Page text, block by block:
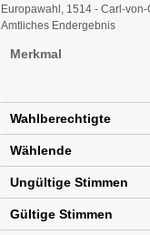
Ergebnistabelle
Europawahl, 1514 - Carl-von-
Amtliches Endergebnis
Merkmal
Wahlberechtigte
Wählende
Ungültige Stimmen
Gültige Stimmen